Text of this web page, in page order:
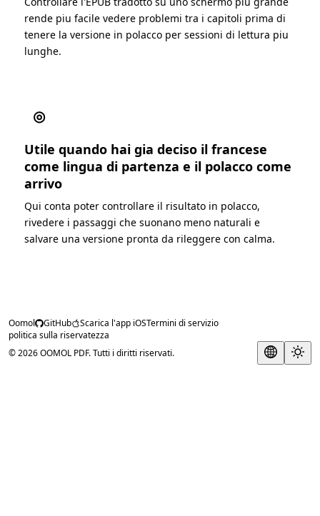
rende piu facile vedere problemi tra i capitoli prima di
tenere la versione in polacco per sessioni di lettura piu
lunghe.
◎
Utile quando hai gia deciso il francese
come lingua di partenza e il polacco come
arrivo
Qui conta poter controllare il risultato in polacco,
rivedere i passaggi che suonano meno naturali e
salvare una versione pronta da rileggere con calma.
Oomol GitHub Scarica l'app iOSTermini di servizio
politica sulla riservatezza
© 2026 OOMOL PDF. Tutti i diritti riservati.